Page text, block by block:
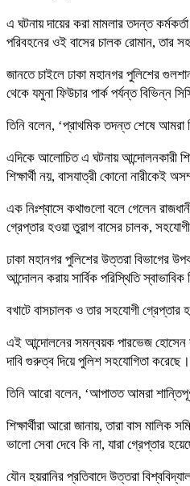
এ ঘটনায় দায়ের করা মামলার তদন্ত
পরিবহনের ওই বাসের চালক রোমান, তার
জানতে চাইলে ঢাকা মহানগর পুলিশের
থেকে যমুনা ফিউচার পার্ক পর্যন্ত
তিনি বলেন, ‘প্রাথমিক তদন্ত শেষে আমরা
এদিকে আলোচিত এ ঘটনায় আন্দোলনকারী
শিক্ষার্থী নয়, বাসযাত্রী কোনো
এক নিঃশ্বাসে কথাগুলো বলে গেলেন
গ্রেপ্তার হওয়া তুরাগ বাসের চালক,
ঢাকা মহানগর পুলিশের উত্তরা বিভাগের
আন্দোলন করায় সার্বিক পরিস্থিতি স্বাভাবিক
বখাটে বাসচালক ও তার সহযোগী গ্রেপ্তার
এই আন্দোলনের সমন্বয়ক পারভেজ হোসেন
দাবি গুরুত্ব দিয়ে পুলিশ সহযোগিতা
তিনি আরো বলেন, ‘আপাতত আমরা
শিক্ষার্থীরা আরো জানায়, তারা বাস মালিক
ভালো সেবা দেবে কি না, যারা গ্রেপ্তার
যৌন হয়রানির প্রতিবাদে উত্তরা